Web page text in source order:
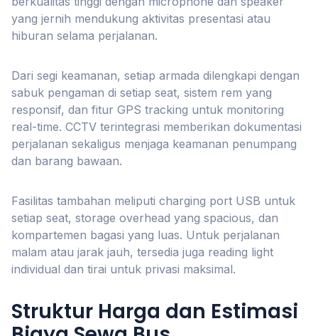
yang jernih mendukung aktivitas presentasi atau
hiburan selama perjalanan.
Dari segi keamanan, setiap armada dilengkapi dengan
sabuk pengaman di setiap seat, sistem rem yang
responsif, dan fitur GPS tracking untuk monitoring
real-time. CCTV terintegrasi memberikan dokumentasi
perjalanan sekaligus menjaga keamanan penumpang
dan barang bawaan.
Fasilitas tambahan meliputi charging port USB untuk
setiap seat, storage overhead yang spacious, dan
kompartemen bagasi yang luas. Untuk perjalanan
malam atau jarak jauh, tersedia juga reading light
individual dan tirai untuk privasi maksimal.
Struktur Harga dan Estimasi